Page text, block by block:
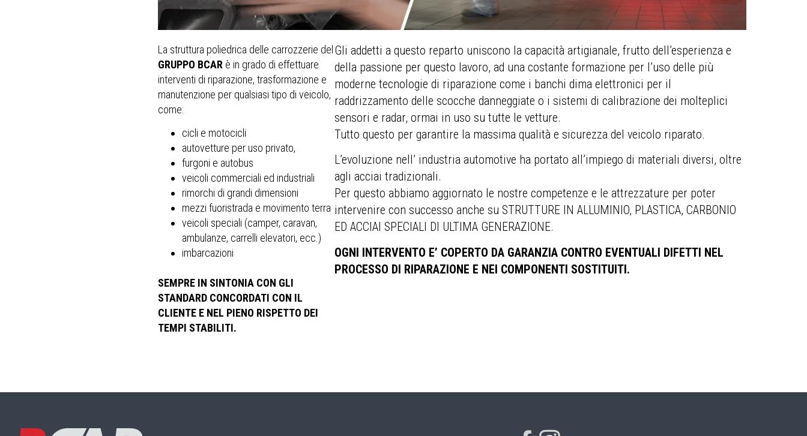
La struttura poliedrica delle carrozzerie del
GRUPPO BCAR è in grado di effettuare
interventi di riparazione, trasformazione e
manutenzione per qualsiasi tipo di veicolo,
come:
cicli e motocicli
autovetture per uso privato,
furgoni e autobus
veicoli commerciali ed industriali
rimorchi di grandi dimensioni
mezzi fuoristrada e movimento terra
veicoli speciali (camper, caravan,
ambulanze, carrelli elevatori, ecc.)
imbarcazioni
SEMPRE IN SINTONIA CON GLI
STANDARD CONCORDATI CON IL
CLIENTE E NEL PIENO RISPETTO DEI
TEMPI STABILITI.
Gli addetti a questo reparto uniscono la capacità artigianale, frutto dell’esperienza e
della passione per questo lavoro, ad una costante formazione per l’uso delle più
moderne tecnologie di riparazione come i banchi dima elettronici per il
raddrizzamento delle scocche danneggiate o i sistemi di calibrazione dei molteplici
sensori e radar, ormai in uso su tutte le vetture.
Tutto questo per garantire la massima qualità e sicurezza del veicolo riparato.
L’evoluzione nell’ industria automotive ha portato all’impiego di materiali diversi, oltre
agli acciai tradizionali.
Per questo abbiamo aggiornato le nostre competenze e le attrezzature per poter
intervenire con successo anche su STRUTTURE IN ALLUMINIO, PLASTICA, CARBONIO
ED ACCIAI SPECIALI DI ULTIMA GENERAZIONE.
OGNI INTERVENTO E’ COPERTO DA GARANZIA CONTRO EVENTUALI DIFETTI NEL
PROCESSO DI RIPARAZIONE E NEI COMPONENTI SOSTITUITI.